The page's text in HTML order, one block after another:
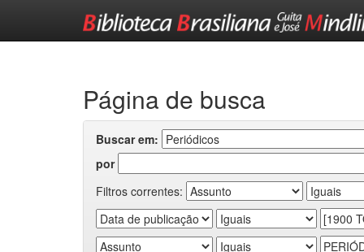
Página de busca
Buscar em:
por
Filtros correntes: